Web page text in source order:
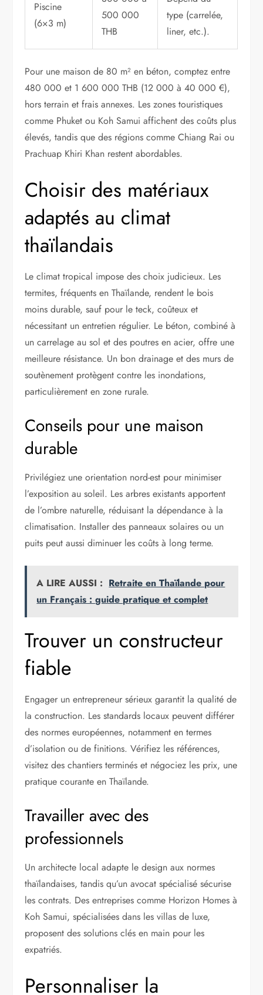
Piscine
(6×3 m)
500 000
THB
type (carrelée,
liner, etc.).
Pour une maison de 80 m² en béton, comptez entre
480 000 et 1 600 000 THB (12 000 à 40 000 €),
hors terrain et frais annexes. Les zones touristiques
comme Phuket ou Koh Samui affichent des coûts plus
élevés, tandis que des régions comme Chiang Rai ou
Prachuap Khiri Khan restent abordables.
Choisir des matériaux
adaptés au climat
thaïlandais
Le climat tropical impose des choix judicieux. Les
termites, fréquents en Thaïlande, rendent le bois
moins durable, sauf pour le teck, coûteux et
nécessitant un entretien régulier. Le béton, combiné à
un carrelage au sol et des poutres en acier, offre une
meilleure résistance. Un bon drainage et des murs de
soutènement protègent contre les inondations,
particulièrement en zone rurale.
Conseils pour une maison
durable
Privilégiez une orientation nord-est pour minimiser
l’exposition au soleil. Les arbres existants apportent
de l’ombre naturelle, réduisant la dépendance à la
climatisation. Installer des panneaux solaires ou un
puits peut aussi diminuer les coûts à long terme.
A LIRE AUSSI : Retraite en Thaïlande pour
un Français : guide pratique et complet
Trouver un constructeur
fiable
Engager un entrepreneur sérieux garantit la qualité de
la construction. Les standards locaux peuvent différer
des normes européennes, notamment en termes
d’isolation ou de finitions. Vérifiez les références,
visitez des chantiers terminés et négociez les prix, une
pratique courante en Thaïlande.
Travailler avec des
professionnels
Un architecte local adapte le design aux normes
thaïlandaises, tandis qu’un avocat spécialisé sécurise
les contrats. Des entreprises comme Horizon Homes à
Koh Samui, spécialisées dans les villas de luxe,
proposent des solutions clés en main pour les
expatriés.
Personnaliser la